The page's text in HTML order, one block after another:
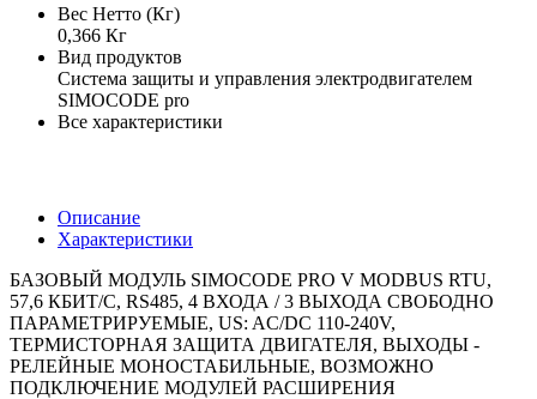
Вес Нетто (Кг)
0,366 Кг
Вид продуктов
Система защиты и управления электродвигателем
SIMOCODE pro
Все характеристики
Описание
Характеристики
БАЗОВЫЙ МОДУЛЬ SIMOCODE PRO V MODBUS RTU,
57,6 КБИТ/С, RS485, 4 ВХОДА / 3 ВЫХОДА СВОБОДНО
ПАРАМЕТРИРУЕМЫЕ, US: AC/DC 110-240V,
ТЕРМИСТОРНАЯ ЗАЩИТА ДВИГАТЕЛЯ, ВЫХОДЫ -
РЕЛЕЙНЫЕ МОНОСТАБИЛЬНЫЕ, ВОЗМОЖНО
ПОДКЛЮЧЕНИЕ МОДУЛЕЙ РАСШИРЕНИЯ